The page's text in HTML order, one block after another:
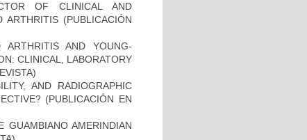
OF CLINICAL AND
ARTHRITIS (PUBLICACIÓN
ARTHRITIS AND YOUNG-
CLINICAL, LABORATORY
AND RADIOGRAPHIC
(PUBLICACIÓN EN
GUAMBIANO AMERINDIAN